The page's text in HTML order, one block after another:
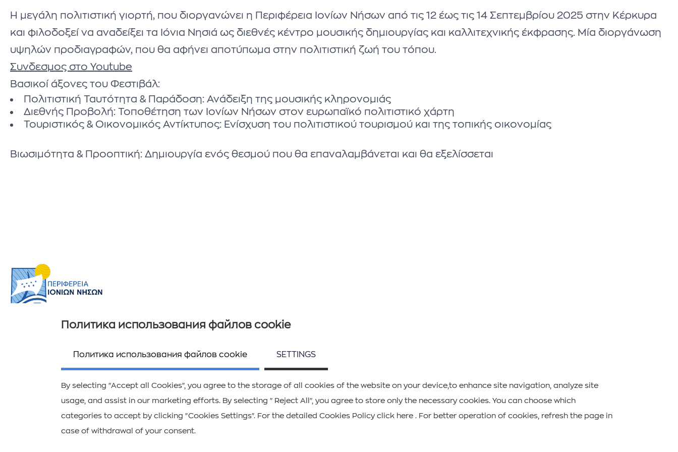
Η μεγάλη πολιτιστική γιορτή, που διοργανώνει η Περιφέρεια Ιονίων Νήσων από τις 12 έως τις 14 Σεπτεμβρίου 2025 στην Κέρκυρα
και φιλοδοξεί να αναδείξει τα Ιόνια Νησιά ως διεθνές κέντρο μουσικής δημιουργίας και καλλιτεχνικής έκφρασης. Μία διοργάνωση
υψηλών προδιαγραφών, που θα αφήνει αποτύπωμα στην πολιτιστική ζωή του τόπου.
Συνδεσμος στο Youtube
Βασικοί άξονες του Φεστιβάλ:
Πολιτιστική Ταυτότητα & Παράδοση: Ανάδειξη της μουσικής κληρονομιάς
Διεθνής Προβολή: Τοποθέτηση των Ιονίων Νήσων στον ευρωπαϊκό πολιτιστικό χάρτη
Τουριστικός & Οικονομικός Αντίκτυπος: Ενίσχυση του πολιτιστικού τουρισμού και της τοπικής οικονομίας
Βιωσιμότητα & Προοπτική: Δημιουργία ενός θεσμού που θα επαναλαμβάνεται και θα εξελίσσεται
Полезная информация Следите за нами
ΚΑΤΕΒΑΣΤΕ ΤΟ APP ΤΩΝ ΙΟΝΙΩΝ ΝΗΣΩΝ
Политика использования файлов cookie
Политика использования файлов cookie SETTINGS
By selecting "Accept all Cookies", you agree to the storage of all cookies of the website on your device,to enhance site navigation, analyze site
usage, and assist in our marketing efforts. By selecting "Reject All", you agree to store only the necessary cookies. You can choose which
categories to accept by clicking "Cookies Settings". For the detailed Cookies Policy click here . For better operation of cookies, refresh the page in
case of withdrawal of your consent.